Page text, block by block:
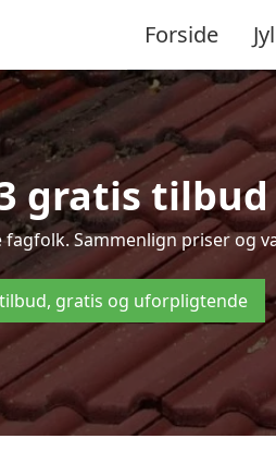
Forside
gratis
Sammenlign priser og
tilbud, gratis og uforpligtende